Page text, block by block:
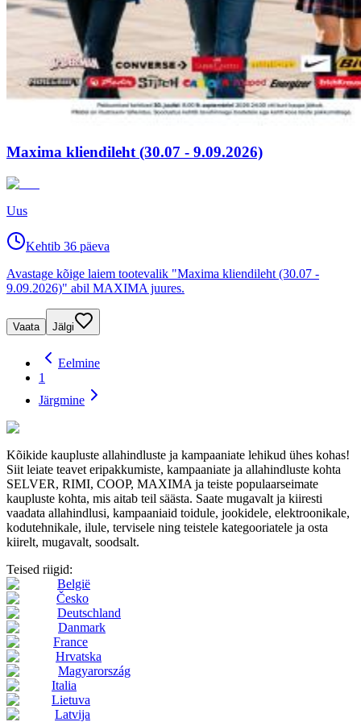
Maxima kliendileht (30.07 - 9.09.2026)
Uus
Kehtib 36 päeva
Avastage kõige laiem tootevalik "Maxima kliendileht (30.07 -
9.09.2026)" abil MAXIMA juures.
Vaata Jälgi
Eelmine
1
Järgmine
Kõikide kaupluste allahindluste ja kampaaniate lehikud ühes kohas!
Siit leiate teavet eripakkumiste, kampaaniate ja allahindluste kohta
SELVER, RIMI, COOP, MAXIMA ja teiste populaarseimate
kaupluste kohta, mis aitab teil säästa. Saate mugavalt ja kiiresti
vaadata allahindlusi, kampaaniaid toidule, jookidele, elektroonikale,
kodutehnikale, ilule, tervisele ning teistele kategooriatele ja osta
kiirelt, mugavalt, soodsalt.
Teised riigid:
België
Česko
Deutschland
Danmark
France
Hrvatska
Magyarország
Italia
Lietuva
Latvija